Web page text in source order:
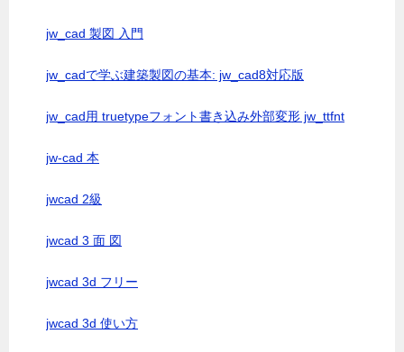
jw_cad 製図 入門
jw_cadで学ぶ建築製図の基本: jw_cad8対応版
jw_cad用 truetypeフォント書き込み外部変形 jw_ttfnt
jw-cad 本
jwcad 2級
jwcad 3 面 図
jwcad 3d フリー
jwcad 3d 使い方